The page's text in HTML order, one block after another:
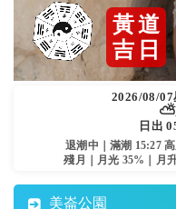
黃道
吉 日
2026/08/07
⛅
日出
退潮中｜滿潮 15:27
殘月｜月光 35%｜月
美崙公園